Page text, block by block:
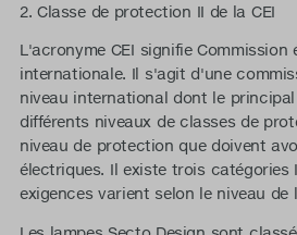
2. Classe de protection II de la CEI
L'acronyme CEI signifie Commission
internationale. Il s'agit d'une
niveau international dont le
différents niveaux de classes de
niveau de protection que doivent
électriques. Il existe trois catégories
exigences varient selon le niveau de